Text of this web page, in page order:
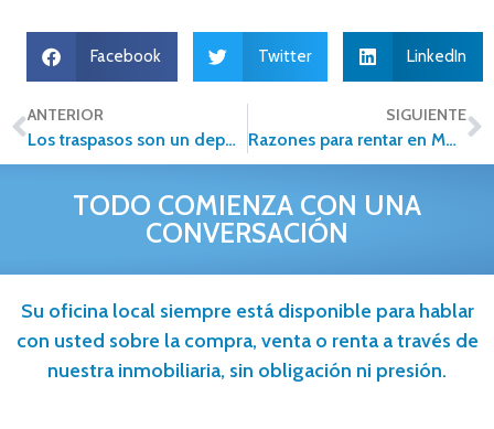
Facebook Twitter LinkedIn
ANTERIOR
Los traspasos son un deporte de alto riesgo.
SIGUIENTE
Razones para rentar en Monterrey
TODO COMIENZA CON UNA
CONVERSACIÓN
Su oficina local siempre está disponible para hablar
con usted sobre la compra, venta o renta a través de
nuestra inmobiliaria, sin obligación ni presión.